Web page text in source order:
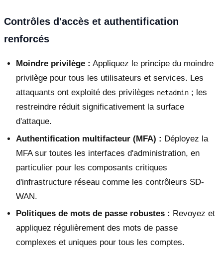
Contrôles d'accès et authentification
renforcés
Moindre privilège : Appliquez le principe du moindre
privilège pour tous les utilisateurs et services. Les
attaquants ont exploité des privilèges netadmin ; les
restreindre réduit significativement la surface
d'attaque.
Authentification multifacteur (MFA) : Déployez la
MFA sur toutes les interfaces d'administration, en
particulier pour les composants critiques
d'infrastructure réseau comme les contrôleurs SD-
WAN.
Politiques de mots de passe robustes : Revoyez et
appliquez régulièrement des mots de passe
complexes et uniques pour tous les comptes.